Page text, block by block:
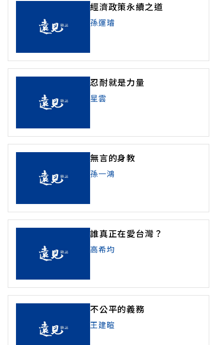
經濟政策永續之道
孫運璿
忍耐就是力量
星雲
無言的身教
孫一鴻
誰真正在愛台灣？
高希均
不公平的義務
王建暄